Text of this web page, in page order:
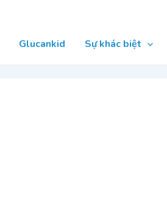
Glucankid Sự khác biệt